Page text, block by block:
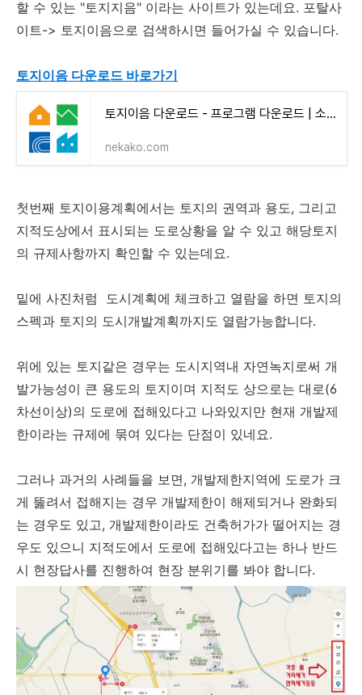
할 수 있는 "토지지음" 이라는 사이트가 있는데요. 포탈사
이트-> 토지이음으로 검색하시면 들어가실 수 있습니다.
토지이음 다운로드 바로가기
토지이음 다운로드 - 프로그램 다운로드 | 소프트웨어(앱) 설치대행
nekako.com
첫번째 토지이용계획에서는 토지의 권역과 용도, 그리고
지적도상에서 표시되는 도로상황을 알 수 있고 해당토지
의 규제사항까지 확인할 수 있는데요.
밑에 사진처럼 도시계획에 체크하고 열람을 하면 토지의
스펙과 토지의 도시개발계획까지도 열람가능합니다.
위에 있는 토지같은 경우는 도시지역내 자연녹지로써 개
발가능성이 큰 용도의 토지이며 지적도 상으로는 대로(6
차선이상)의 도로에 접해있다고 나와있지만 현재 개발제
한이라는 규제에 묶여 있다는 단점이 있네요.
그러나 과거의 사례들을 보면, 개발제한지역에 도로가 크
게 뚫려서 접해지는 경우 개발제한이 해제되거나 완화되
는 경우도 있고, 개발제한이라도 건축허가가 떨어지는 경
우도 있으니 지적도에서 도로에 접해있다고는 하나 반드
시 현장답사를 진행하여 현장 분위기를 봐야 합니다.